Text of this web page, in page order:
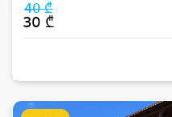
40 ₾
30 ₾